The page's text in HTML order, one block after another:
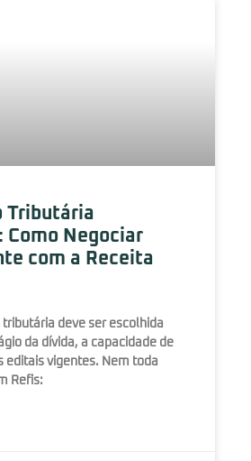
Tributária
Como Negociar
com a Receita
deve ser escolhida
da dívida, a capacidade de
editais vigentes. Nem toda
Refis: